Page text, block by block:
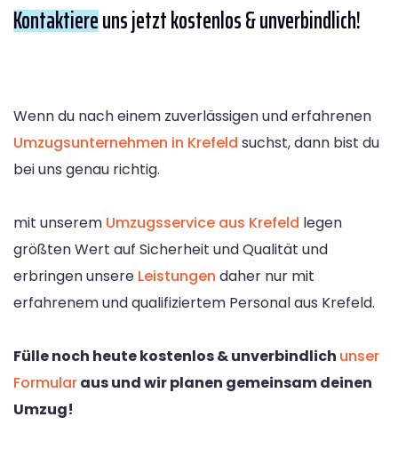
Kontaktiereuns jetzt kostenlos & unverbindlich!
Wenn du nach einem zuverlässigen und erfahrenen
Umzugsunternehmen in Krefeld suchst, dann bist du
bei uns genau richtig.
mit unserem Umzugsservice aus Krefeld legen
größten Wert auf Sicherheit und Qualität und
erbringen unsere Leistungen daher nur mit
erfahrenem und qualifiziertem Personal aus Krefeld.
Fülle noch heute kostenlos & unverbindlich unser
Formularaus und wir planen gemeinsam deinen
Umzug!